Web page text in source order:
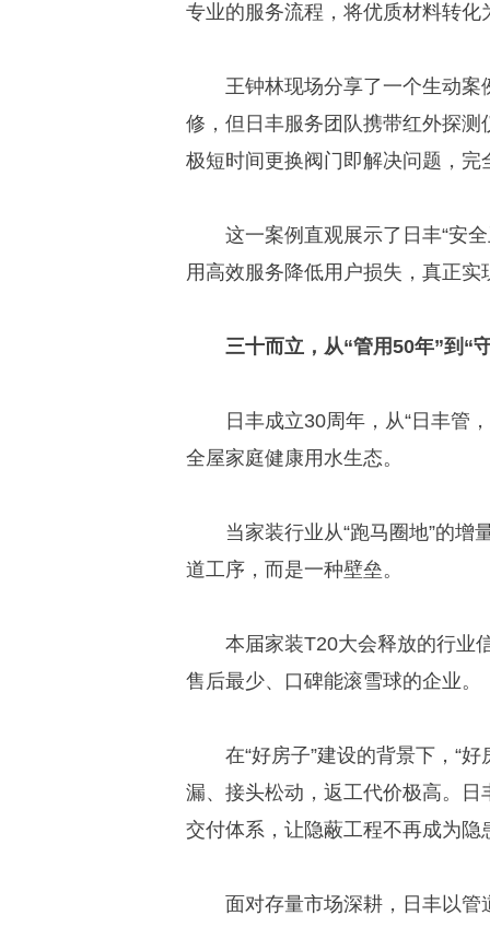
专业的服务流程，将优质材料转化
王钟林现场分享了一个生动案
修，但日丰服务团队携带红外探
极短时间更换阀门即解决问题，完
这一案例直观展示了日丰“安
用高效服务降低用户损失，真正实
三十而立 ， 从“管用50年”到 “
日丰成立30周年，从“日丰管
全屋家庭健康用水生态。
当家装行业从“跑马圈地”的增
道工序，而是一种壁垒。
本届家装T20大会释放的行业
售后最少、口碑能滚雪球的企业。
在“好房子”建设的背景下，“
漏、接头松动，返工代价极高。
交付体系，让隐蔽工程不再成为隐
面对存量市场深耕，日丰以